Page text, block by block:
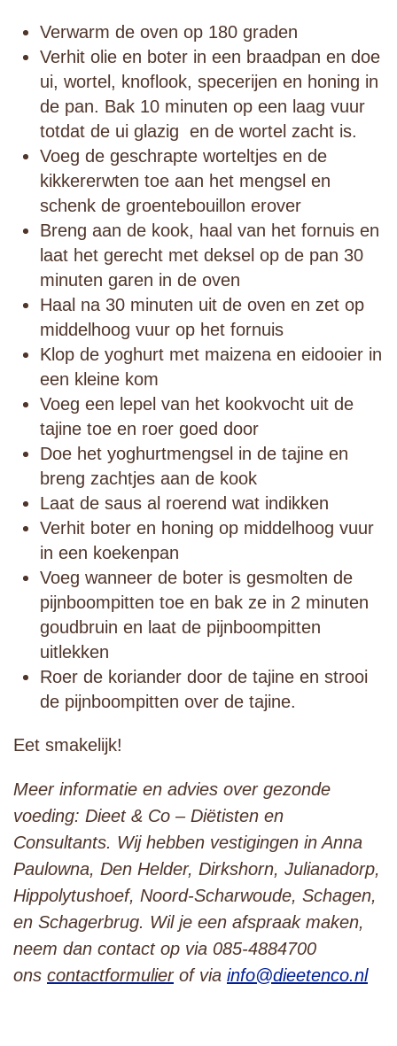
Verwarm de oven op 180 graden
Verhit olie en boter in een braadpan en doe
ui, wortel, knoflook, specerijen en honing in
de pan. Bak 10 minuten op een laag vuur
totdat de ui glazig en de wortel zacht is.
Voeg de geschrapte worteltjes en de
kikkererwten toe aan het mengsel en
schenk de groentebouillon erover
Breng aan de kook, haal van het fornuis en
laat het gerecht met deksel op de pan 30
minuten garen in de oven
Haal na 30 minuten uit de oven en zet op
middelhoog vuur op het fornuis
Klop de yoghurt met maizena en eidooier in
een kleine kom
Voeg een lepel van het kookvocht uit de
tajine toe en roer goed door
Doe het yoghurtmengsel in de tajine en
breng zachtjes aan de kook
Laat de saus al roerend wat indikken
Verhit boter en honing op middelhoog vuur
in een koekenpan
Voeg wanneer de boter is gesmolten de
pijnboompitten toe en bak ze in 2 minuten
goudbruin en laat de pijnboompitten
uitlekken
Roer de koriander door de tajine en strooi
de pijnboompitten over de tajine.
Eet smakelijk!
Meer informatie en advies over gezonde
voeding: Dieet & Co – Diëtisten en
Consultants. Wij hebben vestigingen in Anna
Paulowna, Den Helder, Dirkshorn, Julianadorp,
Hippolytushoef, Noord-Scharwoude, Schagen,
en Schagerbrug. Wil je een afspraak maken,
neem dan contact op via 085-4884700
ons contactformulierof via info@dieetenco.nl